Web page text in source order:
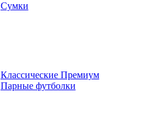
Сумки
Классические Премиум
Парные футболки